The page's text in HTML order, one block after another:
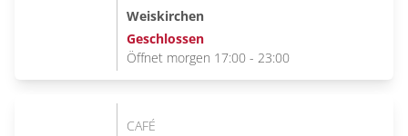
Weiskirchen
Geschlossen
Öffnet morgen 17:00 - 23:00
CAFÉ